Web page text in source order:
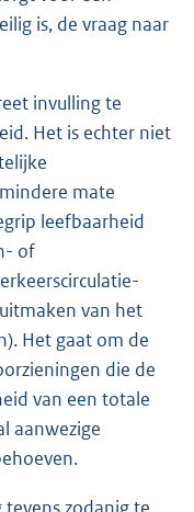
is, de vraag naar
invulling te
Het is echter niet
mate
leefbaarheid
of
van het
Het gaat om de
die de
van een totale
aanwezige